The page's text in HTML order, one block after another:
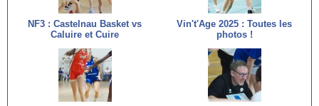
NF3 : Castelnau Basket vs
Caluire et Cuire
Vin't'Age 2025 : Toutes les
photos !